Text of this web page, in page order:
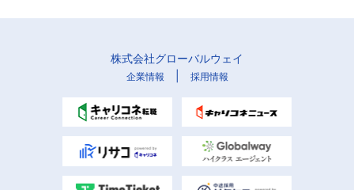
株式会社グローバルウェイ
企業情報 採用情報